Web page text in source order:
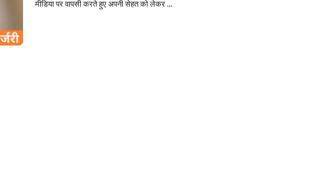
मीडिया पर वापसी करते हुए अपनी सेहत को लेकर ...